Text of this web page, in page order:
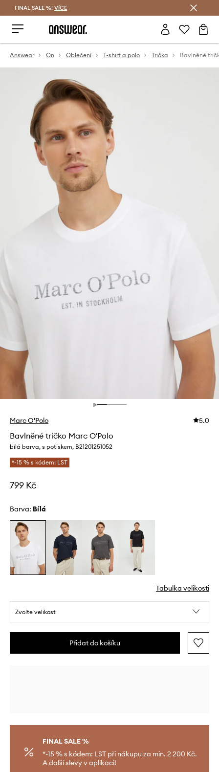
FINAL SALE %! VÍCE
Answear On Oblečení T-shirt a polo Trička Bavlněné
Marc O'Polo 5.0
Bavlněné tričko Marc O'Polo
bílá barva, s potiskem, B21201251052
*-15 % s kódem: LST
799 Kč
Barva: bílá
Tabulka velikosti
Zvolte velikost
Přidat do košíku
FINAL SALE %
*-15 % s kódem: LST při nákupu za min. 2 200 Kč.
A další slevy v aplikaci!